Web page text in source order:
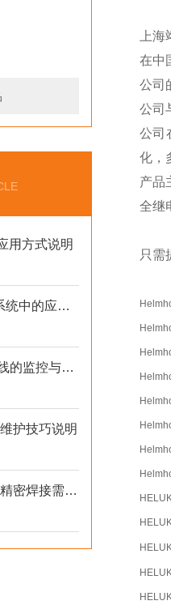
用方式说明
BECK压力开关在自动化系统中的应用说明
EGE传感器如何提升生产线的监控与管理效率？
护技巧说明
Fronius焊接设备如何助力精密焊接需求？
上
在中
公司
公司
公司
化，
产品
全继
只需